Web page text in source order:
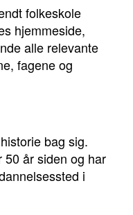
folkeskole
hjemmeside,
alle relevante
fagene og
bag sig.
50 år siden og har
i